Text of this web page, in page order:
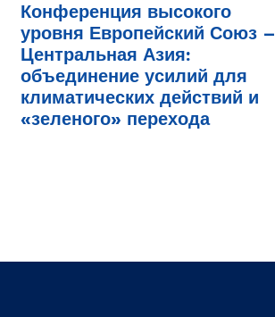
Конференция высокого
уровня Европейский Союз –
Центральная Азия:
объединение усилий для
климатических действий и
«зеленого» перехода